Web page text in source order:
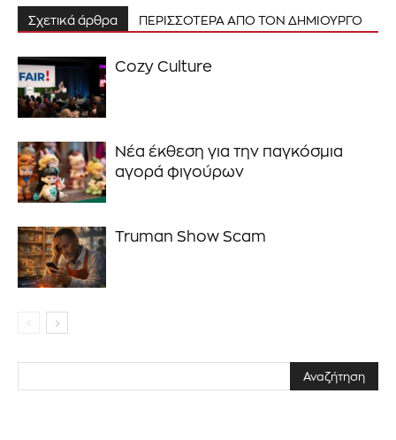
Σχετικά άρθρα ΠΕΡΙΣΣΟΤΕΡΑ ΑΠΟ ΤΟΝ ΔΗΜΙΟΥΡΓΟ
Cozy Culture
Νέα έκθεση για την παγκόσμια
αγορά φιγούρων
Truman Show Scam